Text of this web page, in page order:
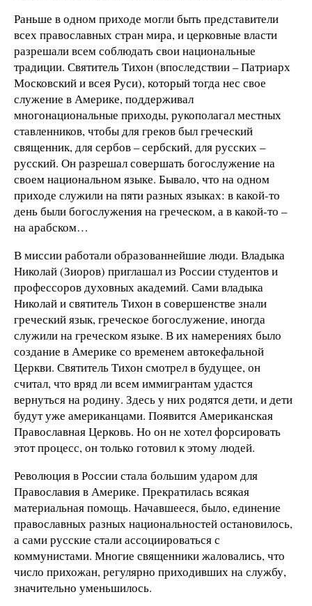
Раньше в одном приходе могли быть представители
всех православных стран мира, и церковные власти
разрешали всем соблюдать свои национальные
традиции. Святитель Тихон (впоследствии – Патриарх
Московский и всея Руси), который тогда нес свое
служение в Америке, поддерживал
многонациональные приходы, рукополагал местных
ставленников, чтобы для греков был греческий
священник, для сербов – сербский, для русских –
русский. Он разрешал совершать богослужение на
своем национальном языке. Бывало, что на одном
приходе служили на пяти разных языках: в какой-то
день были богослужения на греческом, а в какой-то –
на арабском…
В миссии работали образованнейшие люди. Владыка
Николай (Зиоров) приглашал из России студентов и
профессоров духовных академий. Сами владыка
Николай и святитель Тихон в совершенстве знали
греческий язык, греческое богослужение, иногда
служили на греческом языке. В их намерениях было
создание в Америке со временем автокефальной
Церкви. Святитель Тихон смотрел в будущее, он
считал, что вряд ли всем иммигрантам удастся
вернуться на родину. Здесь у них родятся дети, и дети
будут уже американцами. Появится Американская
Православная Церковь. Но он не хотел форсировать
этот процесс, он только готовил к этому людей.
Революция в России стала большим ударом для
Православия в Америке. Прекратилась всякая
материальная помощь. Начавшееся, было, единение
православных разных национальностей остановилось,
а сами русские стали ассоциироваться с
коммунистами. Многие священники жаловались, что
число прихожан, регулярно приходивших на службу,
значительно уменьшилось.